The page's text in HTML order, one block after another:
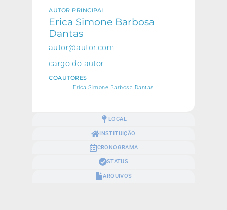
LOCAL
INSTITUIÇÃO
CRONOGRAMA
STATUS
ARQUIVOS
AUTOR PRINCIPAL
Erica Simone Barbosa
Dantas
autor@autor.com
cargo do autor
COAUTORES
Erica Simone Barbosa Dantas